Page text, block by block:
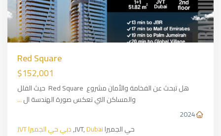
Red Square
$152,001
هل تبحث عن الفخامة والأمان مشروع Red Square حيث الفلل
والمساكن التي تعكس صورة الهندسة ال...
2024
حي الجميرا JVT,Dubai
,دبي حي الجميرا JVT